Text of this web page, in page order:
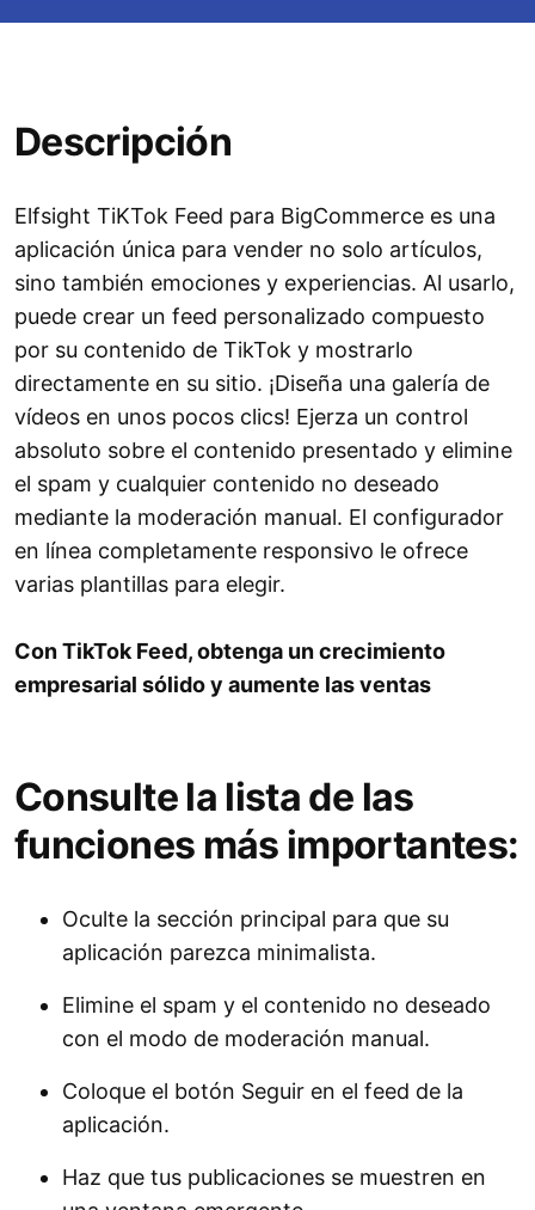
Descripción
Elfsight TiKTok Feed para BigCommerce es una
aplicación única para vender no solo artículos,
sino también emociones y experiencias. Al usarlo,
puede crear un feed personalizado compuesto
por su contenido de TikTok y mostrarlo
directamente en su sitio. ¡Diseña una galería de
vídeos en unos pocos clics! Ejerza un control
absoluto sobre el contenido presentado y elimine
el spam y cualquier contenido no deseado
mediante la moderación manual. El configurador
en línea completamente responsivo le ofrece
varias plantillas para elegir.
Con TikTok Feed, obtenga un crecimiento
empresarial sólido y aumente las ventas
Consulte la lista de las
funciones más importantes:
Oculte la sección principal para que su
aplicación parezca minimalista.
Elimine el spam y el contenido no deseado
con el modo de moderación manual.
Coloque el botón Seguir en el feed de la
aplicación.
Haz que tus publicaciones se muestren en